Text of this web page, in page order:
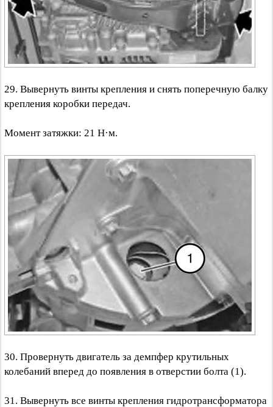
29. Вывернуть винты крепления и снять поперечную балку
крепления коробки передач.
Момент затяжки: 21 Н·м.
30. Провернуть двигатель за демпфер крутильных
колебаний вперед до появления в отверстии болта (1).
31. Вывернуть все винты крепления гидротрансформатора